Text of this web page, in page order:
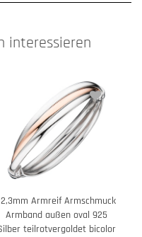
interessieren
Armreif Armschmuck
Armband außen oval 925
teilrotvergoldet bicolor